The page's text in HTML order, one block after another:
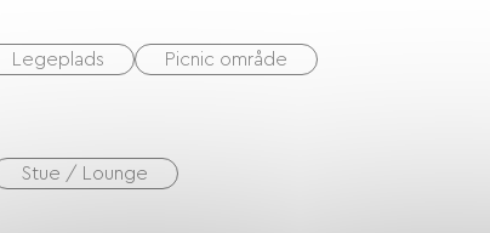
Legeplads Picnic område
Stue / Lounge